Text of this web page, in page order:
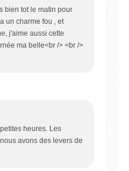
bien tot le matin pour
un charme fou , et
j'aime aussi cette
ma belle<br /> <br />
heures. Les
avons des levers de